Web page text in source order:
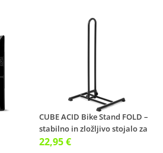
CUBE ACID Bike Stand FOLD –
stabilno in zložljivo stojalo za
22,95 €